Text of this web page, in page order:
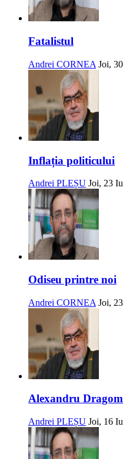
Fatalistul
Andrei CORNEA Joi,
Inflația politicului
Andrei PLEȘU Joi, 23
Odiseu printre noi
Andrei CORNEA Joi,
Alexandru
Andrei PLEȘU Joi, 16